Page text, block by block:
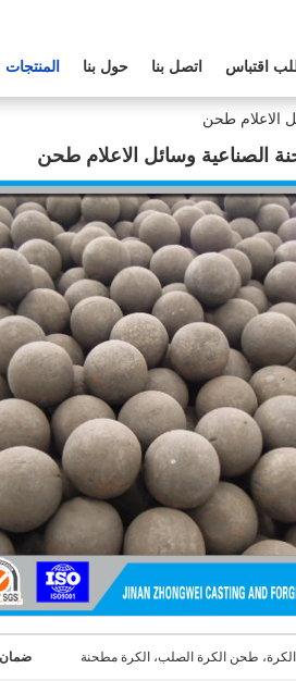
المنتجات حول بنا اتصل بنا اقتباس
طحن الكرة الصلب، الكرة مطحنة